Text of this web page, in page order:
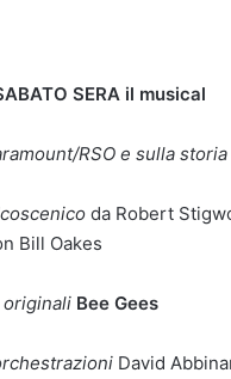
SERA il musical
RSO e sulla
da Robert
Bill Oakes
Bee Gees
David